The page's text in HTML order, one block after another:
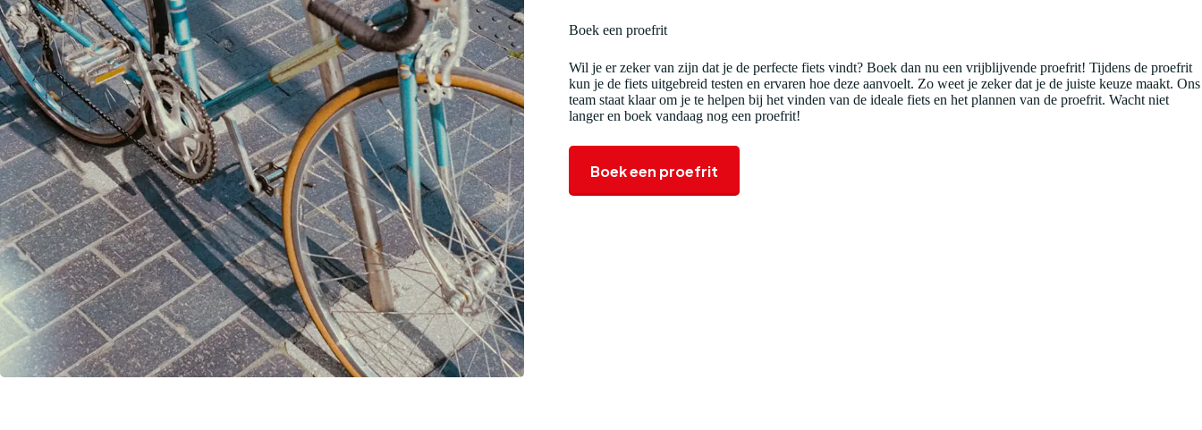
Boek een proefrit
Wil je er zeker van zijn dat je de perfecte fiets vindt? Boek dan nu een vrijblijvende proefrit! Tijdens de proefrit
kun je de fiets uitgebreid testen en ervaren hoe deze aanvoelt. Zo weet je zeker dat je de juiste keuze maakt. Ons
team staat klaar om je te helpen bij het vinden van de ideale fiets en het plannen van de proefrit. Wacht niet
langer en boek vandaag nog een proefrit!
Boek een proefrit